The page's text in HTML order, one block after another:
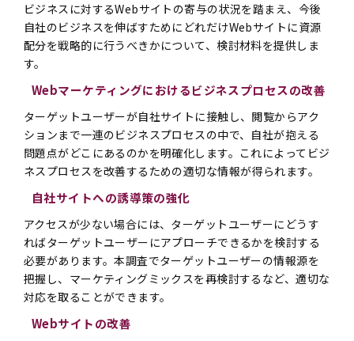
ビジネスに対するWebサイトの寄与の状況を踏まえ、今後
自社のビジネスを伸ばすためにどれだけWebサイトに資源
配分を戦略的に行うべきかについて、検討材料を提供しま
す。
Webマーケティングにおけるビジネスプロセスの改善
ターゲットユーザーが自社サイトに接触し、閲覧からアク
ションまで一連のビジネスプロセスの中で、自社が抱える
問題点がどこにあるのかを明確化します。これによってビジ
ネスプロセスを改善するための適切な情報が得られます。
自社サイトへの誘導策の強化
アクセスが少ない場合には、ターゲットユーザーにどうす
ればターゲットユーザーにアプローチできるかを検討する
必要があります。本調査でターゲットユーザーの情報源を
把握し、マーケティングミックスを再検討するなど、適切な
対応を取ることができます。
Webサイトの改善